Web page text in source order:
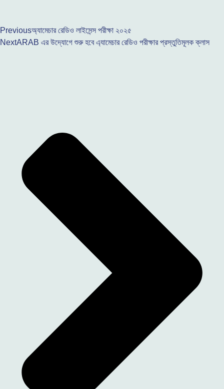
Previousঅ্যামেচার রেডিও লাইসেন্স পরীক্ষা ২০২৫
NextARAB এর উদ্যোগে শুরু হবে এ্যামেচার রেডিও পরীক্ষার প্রস্তুতিমূলক ক্লাস